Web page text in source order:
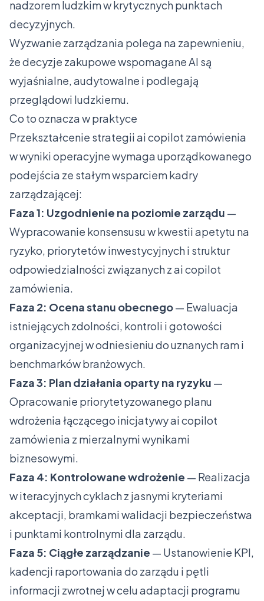
nadzorem ludzkim w krytycznych punktach
decyzyjnych.
Wyzwanie zarządzania polega na zapewnieniu,
że decyzje zakupowe wspomagane AI są
wyjaśnialne, audytowalne i podlegają
przeglądowi ludzkiemu.
Co to oznacza w praktyce
Przekształcenie strategii ai copilot zamówienia
w wyniki operacyjne wymaga uporządkowanego
podejścia ze stałym wsparciem kadry
zarządzającej:
Faza 1: Uzgodnienie na poziomie zarządu —
Wypracowanie konsensusu w kwestii apetytu na
ryzyko, priorytetów inwestycyjnych i struktur
odpowiedzialności związanych z ai copilot
zamówienia.
Faza 2: Ocena stanu obecnego— Ewaluacja
istniejących zdolności, kontroli i gotowości
organizacyjnej w odniesieniu do uznanych ram i
benchmarków branżowych.
Faza 3: Plan działania oparty na ryzyku —
Opracowanie priorytetyzowanego planu
wdrożenia łączącego inicjatywy ai copilot
zamówienia z mierzalnymi wynikami
biznesowymi.
Faza 4: Kontrolowane wdrożenie — Realizacja
w iteracyjnych cyklach z jasnymi kryteriami
akceptacji, bramkami walidacji bezpieczeństwa
i punktami kontrolnymi dla zarządu.
Faza 5: Ciągłe zarządzanie — Ustanowienie KPI,
kadencji raportowania do zarządu i pętli
informacji zwrotnej w celu adaptacji programu